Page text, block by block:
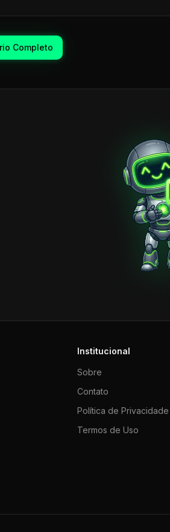
Completo
Institucional
Sobre
Contato
Política de Privacidade
Termos de Uso